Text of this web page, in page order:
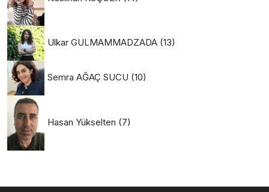
Ulkar GULMAMMADZADA (13)
Semra AĞAÇ SUCU (10)
Hasan Yükselten (7)